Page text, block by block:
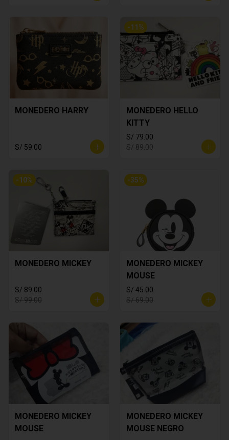
MONEDERO HARRY
S/ 59.00
-11 %
MONEDERO HELLO
KITTY
S/ 79.00
S/ 89.00
-10%
MONEDERO MICKEY
S/ 89.00
S/ 99.00
-35%
MONEDERO MICKEY
MOUSE
S/ 45.00
S/ 69.00
MONEDERO MICKEY
MOUSE
MONEDERO MICKEY
MOUSE NEGRO